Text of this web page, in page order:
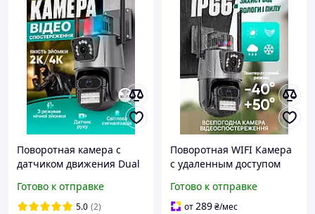
Поворотная камера с
датчиком движения Dual
удаленным доступом
онлайн для дома SDF
Готово к отправке
5.0 (2)
Поворотная WIFI Камера
с удаленным доступом
Zoom 8MP сирена и зум,
уличная охранная
Готово к отправке
от289₴/мес